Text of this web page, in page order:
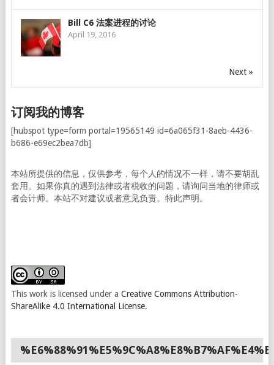
Bill C6 法案进程的讨论
April 19, 2016
Next »
订阅我的博客
[hubspot type=form portal=19565149 id=6a065f31-8aeb-4436-
b686-e69ec2bea7db]
本站所提供的信息，仅供参考，每个人的情况不一样，请不要胡乱
套用。如果你真的遇到法律或者税收的问题，请询问当地的律师或
者会计师。本站不对建议或者意见负责。特此声明。
This work is licensed under a Creative Commons Attribution-
ShareAlike 4.0 International License.